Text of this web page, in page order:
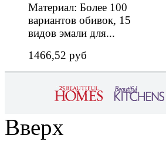
Материал: Более 100
вариантов обивок, 15
видов эмали для...
1466,52 руб
Вверх